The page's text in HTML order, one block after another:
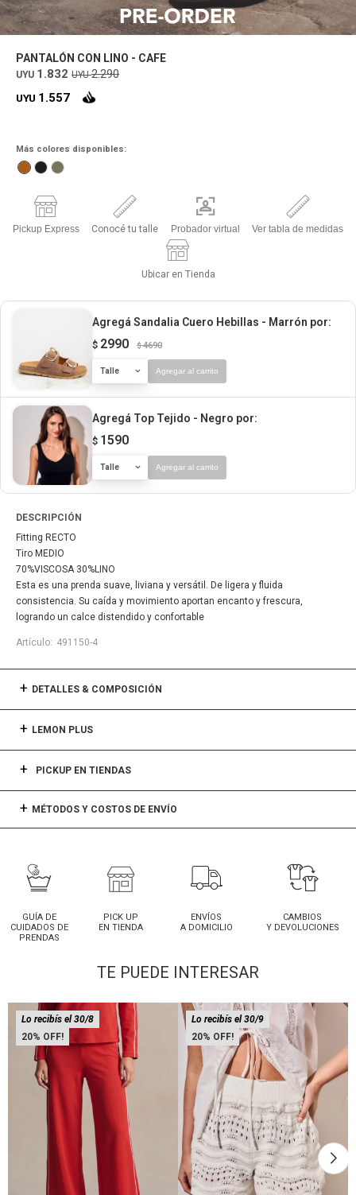
PANTALÓN CON LINO - CAFE
UYU 1.832 UYU 2.290
UYU 1.557
Más colores disponibles:
Pickup Express Conocé tu talle Probador virtual Ver tabla de medidas
Ubicar en Tienda
Agregá Sandalia Cuero Hebillas - Marrón por:
$ 2990 $ 4690
Talle Agregar al carrito
Agregá Top Tejido - Negro por:
$ 1590
Talle Agregar al carrito
DESCRIPCIÓN
Fitting RECTO
Tiro MEDIO
70%VISCOSA 30%LINO
Esta es una prenda suave, liviana y versátil. De ligera y fluida
consistencia. Su caída y movimiento aportan encanto y frescura,
logrando un calce distendido y confortable
491150-4
DETALLES & COMPOSICIÓN
LEMON PLUS
PICKUP EN TIENDAS
MÉTODOS Y COSTOS DE ENVÍO
GUÍA DE
CUIDADOS DE
PRENDAS
PICK UP
EN TIENDA
ENVÍOS
A DOMICILIO
CAMBIOS
Y DEVOLUCIONES
TE PUEDE INTERESAR
20
Lo recibís el 30/8
20
Lo recibís el 30/9